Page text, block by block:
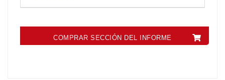
COMPRAR SECCIÓN DEL INFORME